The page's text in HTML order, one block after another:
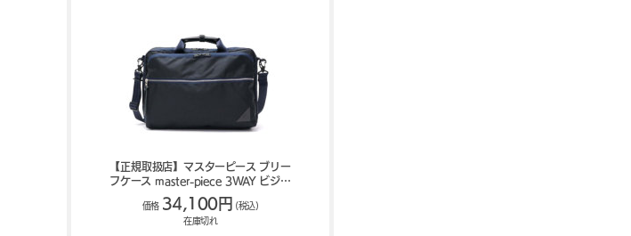
【正規取扱店】マスターピース ブリー
フケース master-piece 3WAY ビジネ
スバッグ Various メンズ レディース
master piece 24210
価格 34,100円 (税込)
在庫切れ